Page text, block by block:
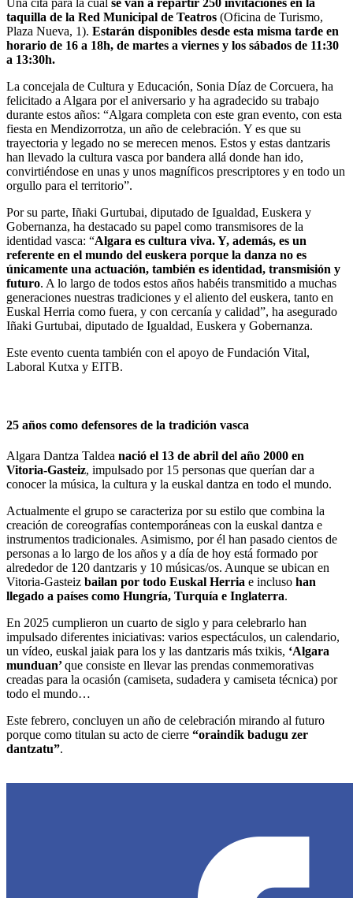
Una cita para la cual se van a repartir 250 invitaciones en la
taquilla de la Red Municipal de Teatros (Oficina de Turismo,
Plaza Nueva, 1). Estarán disponibles desde esta misma tarde en
horario de 16 a 18h, de martes a viernes y los sábados de 11:30
a 13:30h.
La concejala de Cultura y Educación, Sonia Díaz de Corcuera, ha
felicitado a Algara por el aniversario y ha agradecido su trabajo
durante estos años: “Algara completa con este gran evento, con esta
fiesta en Mendizorrotza, un año de celebración. Y es que su
trayectoria y legado no se merecen menos. Estos y estas dantzaris
han llevado la cultura vasca por bandera allá donde han ido,
convirtiéndose en unas y unos magníficos prescriptores y en todo un
orgullo para el territorio”.
Por su parte, Iñaki Gurtubai, diputado de Igualdad, Euskera y
Gobernanza, ha destacado su papel como transmisores de la
identidad vasca: “Algara es cultura viva. Y, además, es un
referente en el mundo del euskera porque la danza no es
únicamente una actuación, también es identidad, transmisión y
futuro. A lo largo de todos estos años habéis transmitido a muchas
generaciones nuestras tradiciones y el aliento del euskera, tanto en
Euskal Herria como fuera, y con cercanía y calidad”, ha asegurado
Iñaki Gurtubai, diputado de Igualdad, Euskera y Gobernanza.
Este evento cuenta también con el apoyo de Fundación Vital,
Laboral Kutxa y EITB.
25 años como defensores de la tradición vasca
Algara Dantza Taldea nació el 13 de abril del año 2000 en
Vitoria-Gasteiz, impulsado por 15 personas que querían dar a
conocer la música, la cultura y la euskal dantza en todo el mundo.
Actualmente el grupo se caracteriza por su estilo que combina la
creación de coreografías contemporáneas con la euskal dantza e
instrumentos tradicionales. Asimismo, por él han pasado cientos de
personas a lo largo de los años y a día de hoy está formado por
alrededor de 120 dantzaris y 10 músicas/os. Aunque se ubican en
Vitoria-Gasteiz bailan por todo Euskal Herria e incluso han
llegado a países como Hungría, Turquía e Inglaterra.
En 2025 cumplieron un cuarto de siglo y para celebrarlo han
impulsado diferentes iniciativas: varios espectáculos, un calendario,
un vídeo, euskal jaiak para los y las dantzaris más txikis, ‘Algara
munduan’que consiste en llevar las prendas conmemorativas
creadas para la ocasión (camiseta, sudadera y camiseta técnica) por
todo el mundo…
Este febrero, concluyen un año de celebración mirando al futuro
porque como titulan su acto de cierre “oraindik badugu zer
dantzatu”.